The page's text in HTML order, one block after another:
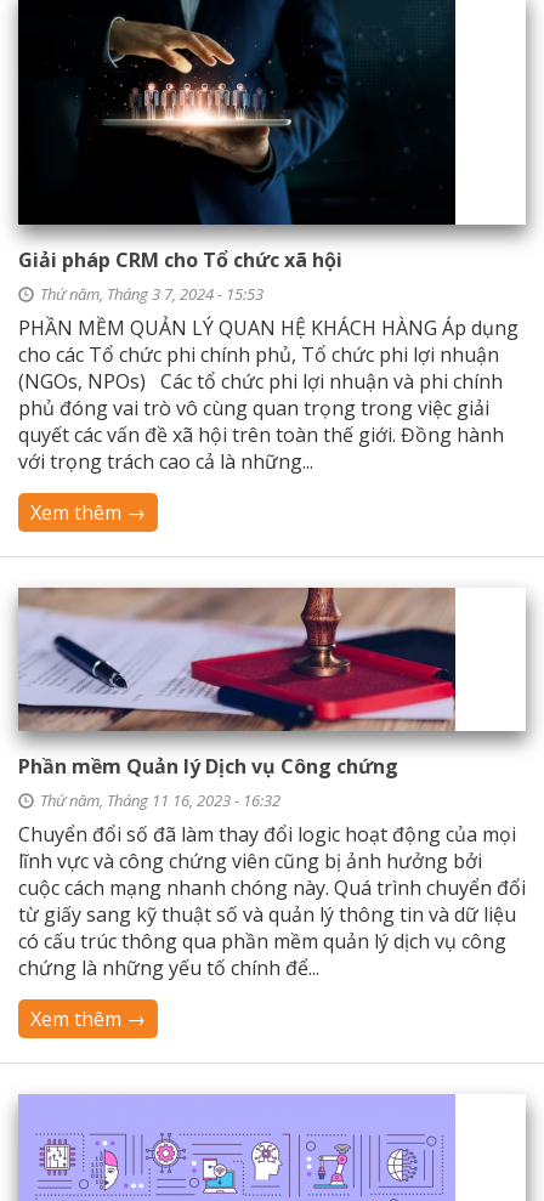
Giải pháp CRM cho Tổ chức xã hội
Thứ năm, Tháng 3 7, 2024 - 15:53
PHẦN MỀM QUẢN LÝ QUAN HỆ KHÁCH HÀNG Áp dụng
cho các Tổ chức phi chính phủ, Tổ chức phi lợi nhuận
(NGOs, NPOs) Các tổ chức phi lợi nhuận và phi chính
phủ đóng vai trò vô cùng quan trọng trong việc giải
quyết các vấn đề xã hội trên toàn thế giới. Đồng hành
với trọng trách cao cả là những...
Xem thêm →
Phần mềm Quản lý Dịch vụ Công chứng
Thứ năm, Tháng 11 16, 2023 - 16:32
Chuyển đổi số đã làm thay đổi logic hoạt động của mọi
lĩnh vực và công chứng viên cũng bị ảnh hưởng bởi
cuộc cách mạng nhanh chóng này. Quá trình chuyển đổi
từ giấy sang kỹ thuật số và quản lý thông tin và dữ liệu
có cấu trúc thông qua phần mềm quản lý dịch vụ công
chứng là những yếu tố chính để...
Xem thêm →